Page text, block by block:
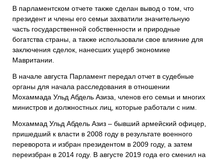
В парламентском отчете также сделан вывод о том, что
президент и члены его семьи захватили значительную
часть государственной собственности и природные
богатства страны, а также использовали свое влияние для
заключения сделок, нанесших ущерб экономике
Мавритании.
В начале августа Парламент передал отчет в судебные
органы для начала расследования в отношении
Мохаммада Ульд Абдель Азиза, членов его семьи и многих
министров и должностных лиц, которые работали с ним.
Мохаммад Ульд Абдель Азиз – бывший армейский офицер,
пришедший к власти в 2008 году в результате военного
переворота и избран президентом в 2009 году, а затем
переизбран в 2014 году. В августе 2019 года его сменил на